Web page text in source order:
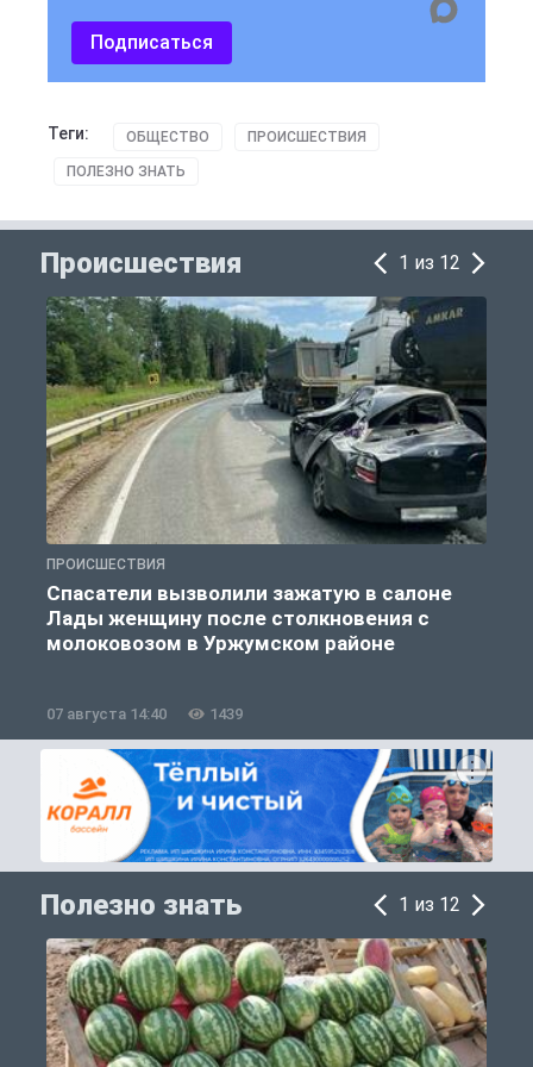
Подписаться
Теги: ОБЩЕСТВО ПРОИСШЕСТВИЯ
ПОЛЕЗНО ЗНАТЬ
Происшествия 1 из 12
ПРОИСШЕСТВИЯ
Спасатели вызволили зажатую в салоне
Лады женщину после столкновения с
молоковозом в Уржумском районе
07 августа 14:40 1439
Полезно знать 1 из 12